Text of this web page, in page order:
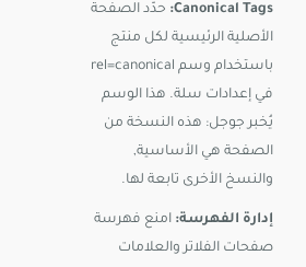
Canonical Tags: حدّد الصفحة
الأصلية الرئيسية لكل منتج
باستخدام وسم rel=canonical
في إعدادات سلة. هذا الوسم
يُخبر جوجل: هذه النسخة من
الصفحة هي الأساسية,
والنسخ الأخرى تابعة لها.
إدارة الفهرسة: امنع فهرسة
صفحات الفلاتر والعلامات